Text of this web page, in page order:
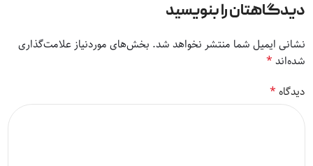
دیدگاهتان را بنویسید
نشانی ایمیل شما منتشر نخواهد شد. بخش‌های موردنیاز علامت‌گذاری
شده‌اند*
دیدگاه*